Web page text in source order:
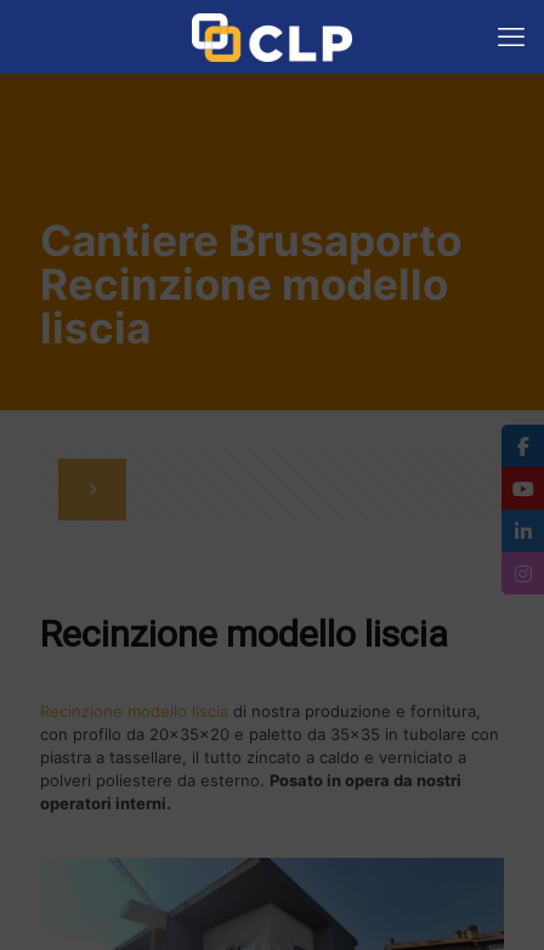
Cantiere Brusaporto
Recinzione modello
liscia
Recinzione modello liscia
Recinzione modello liscia di nostra produzione e fornitura,
con profilo da 20x35x20 e paletto da 35x35 in tubolare con
piastra a tassellare, il tutto zincato a caldo e verniciato a
polveri poliestere da esterno. Posato in opera da nostri
operatori interni.